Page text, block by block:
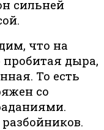
сильней
что на
пробитая дыра,
То есть
со